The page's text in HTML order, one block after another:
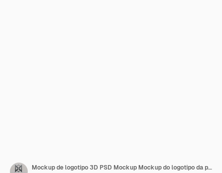
Mockup de logotipo 3D PSD Mockup Mockup do logotipo da parede